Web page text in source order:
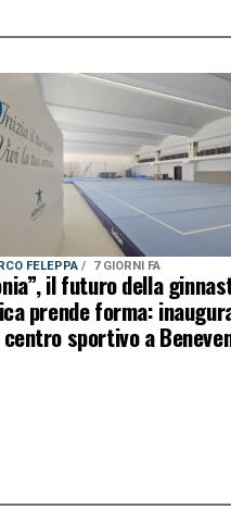
FELEPPA 7 GIORNI FA
il futuro della
prende forma:
centro sportivo a